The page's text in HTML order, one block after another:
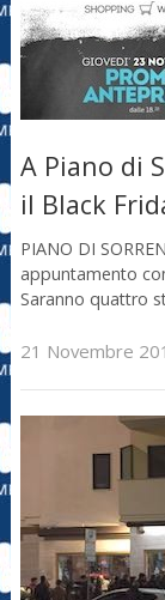
A Piano di
il Black
PIANO DI
appuntamento
Saranno quattro
21 Novembre